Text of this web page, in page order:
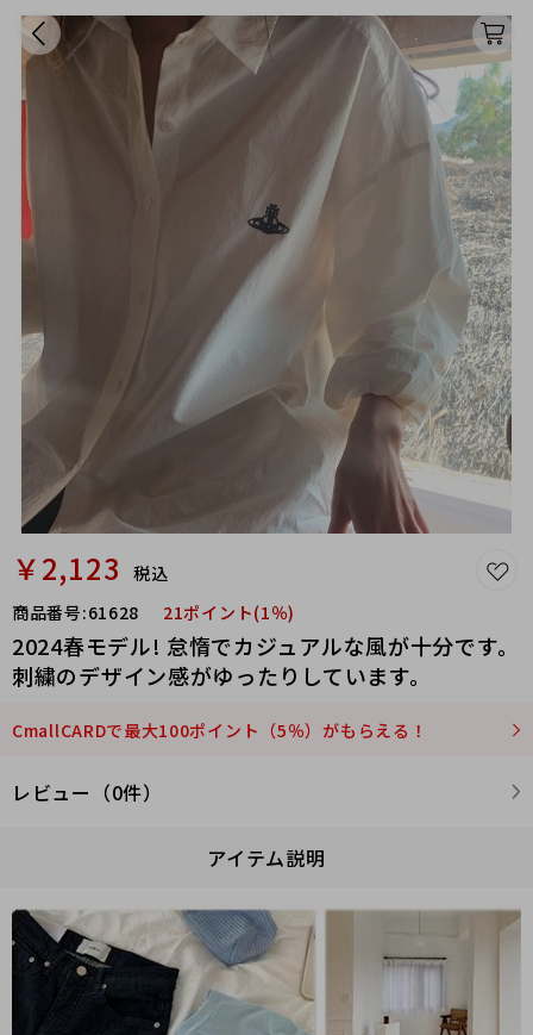
￥2,123
税込
商品番号:61628 21ポイント(1％)
2024春モデル! 怠惰でカジュアルな風が十分です。
刺繍のデザイン感がゆったりしています。
CmallCARDで最大100ポイント（5％）がもらえる！
レビュー（0件）
アイテム説明